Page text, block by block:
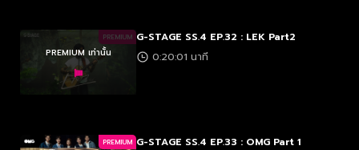
PREMIUM
PREMIUM เท่านั้น
G-STAGE SS.4 EP.32 : LEK Part2
0:20:01 นาที
PREMIUM G-STAGE SS.4 EP.33 : OMG Part 1